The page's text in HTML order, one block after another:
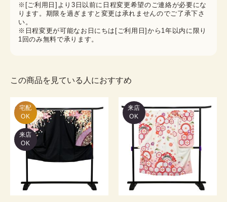
※[ご利用日]より3日以前に日程変更希望のご連絡が必要にな
ります。期限を過ぎますと変更は承れませんのでご了承下さ
い。
※日程変更が可能なお日にちは[ご利用日]から1年以内に限り
1回のみ無料で承ります。
この商品を見ている人におすすめ
宅配
OK
来店
OK
来店
OK